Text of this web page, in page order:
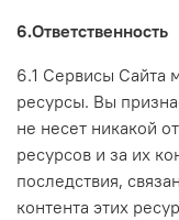
6.Ответственность
6.1 Сервисы Сайта
ресурсы. Вы
не несет никакой
ресурсов и за их
последствия,
контента этих